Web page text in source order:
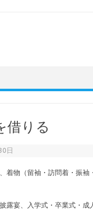
借りる
日
着物（留袖・訪問着・振
露宴、入学式・卒業式・